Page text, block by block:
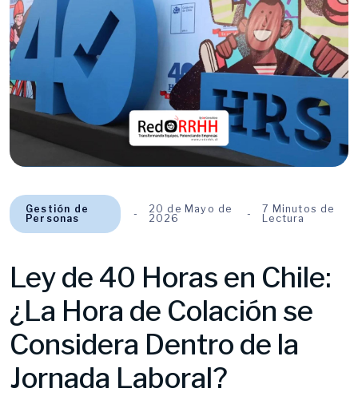
Gestión de
Personas
20 de Mayo de
2026
7 Minutos de
Lectura
Ley de 40 Horas en Chile:
¿La Hora de Colación se
Considera Dentro de la
Jornada Laboral?